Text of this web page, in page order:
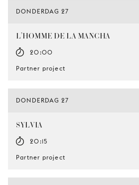
DONDERDAG 27
L’HOMME DE LA MANCHA
20:00
Partner project
DONDERDAG 27
SYLVIA
20:15
Partner project